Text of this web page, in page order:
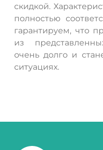
скидкой.
полностью
гарантируем, что
из
очень долго и
ситуациях.